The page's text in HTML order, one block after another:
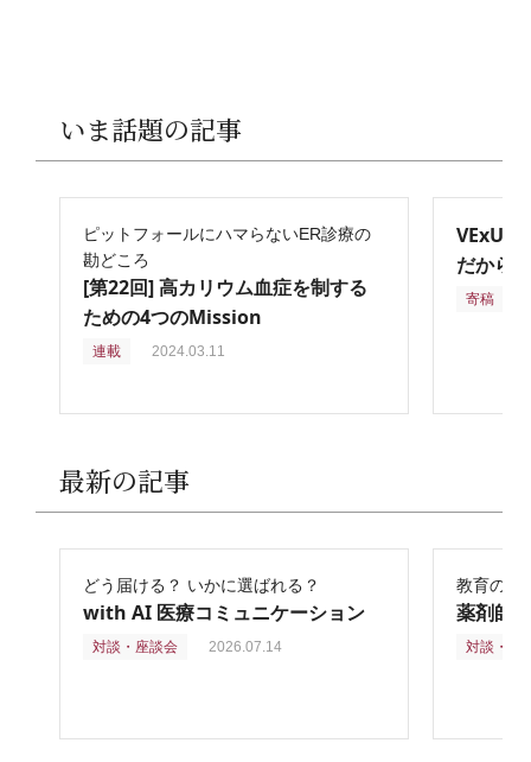
いま話題の記事
ピットフォールにハマらないER診療の
勘どころ
[第22回] 高カリウム血症を制する
ための4つのMission
連載 2024.03.11
VExUS
だから
寄稿
最新の記事
どう届ける？ いかに選ばれる？
with AI 医療コミュニケーション
対談・座談会 2026.07.14
教育の再
薬剤師
対談・座